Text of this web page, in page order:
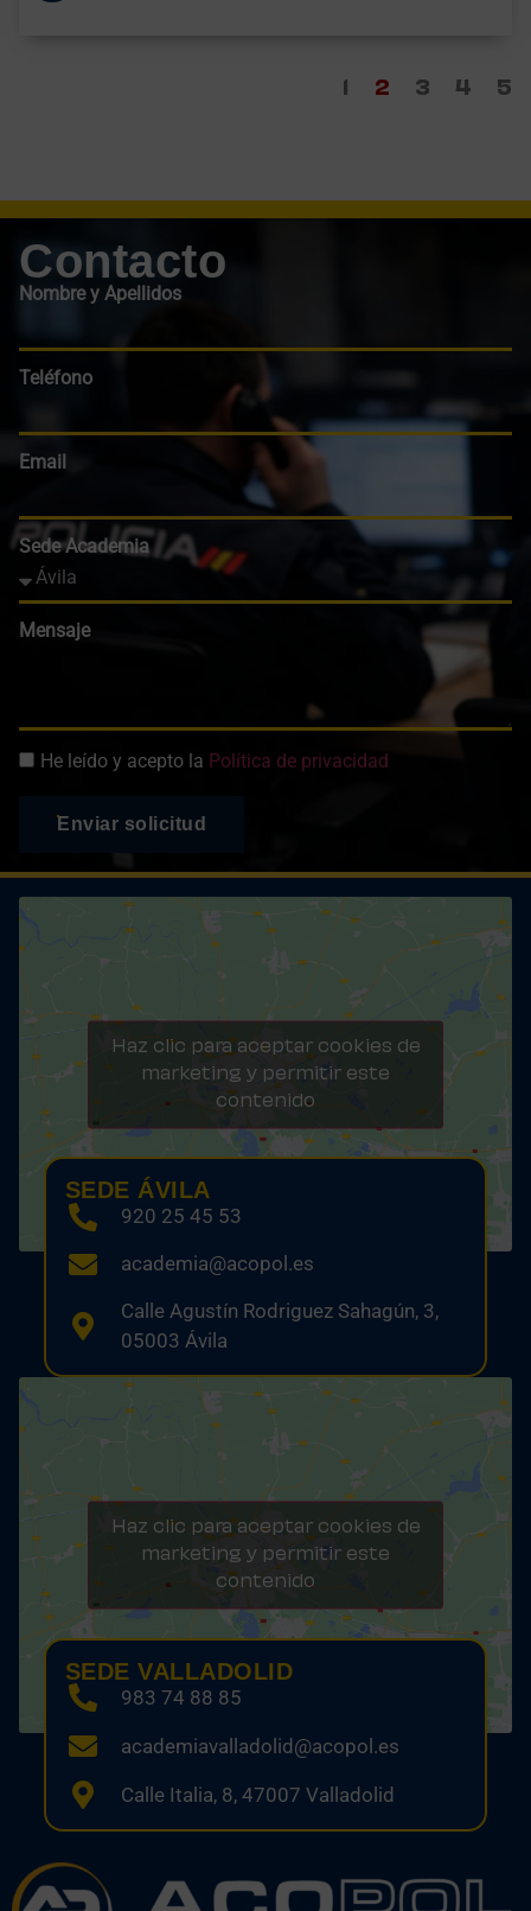
2 3 4 5
Contacto
Nombre y Apellidos
Teléfono
Email
Sede Academia
Mensaje
He leído y acepto la Política de privacidad
Enviar solicitud
Haz clic para aceptar cookies de
marketing y permitir este
contenido
SEDE ÁVILA
920 25 45 53
academia@acopol.es
Calle Agustín Rodriguez Sahagún, 3,
05003 Ávila
Haz clic para aceptar cookies de
marketing y permitir este
contenido
SEDE VALLADOLID
983 74 88 85
academiavalladolid@acopol.es
Calle Italia, 8, 47007 Valladolid